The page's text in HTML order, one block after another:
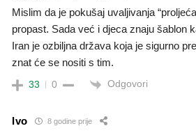
Mislim da je pokušaj uvaljivanja
propast. Sada već i djeca znaju šablon
Iran je ozbiljna država koja je sigurno
znat će se nositi s tim.
33 0 Odgovori
Ivo 8 godine prije